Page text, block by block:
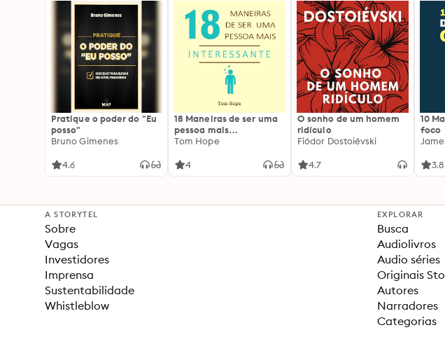
Pratique o poder do "Eu
posso"
Bruno Gimenes
4.6
18 Maneiras de ser uma
pessoa mais
interessante
Tom Hope
4
O sonho de um homem
ridículo
Fiódor Dostoiévski
4.7
10
foco
3.8
A STORYTEL
Sobre
Vagas
Investidores
Imprensa
Sustentabilidade
Whistleblow
EXPLORAR
Busca
Audiolivros
Audio séries
Originais
Autores
Narradores
Categorias